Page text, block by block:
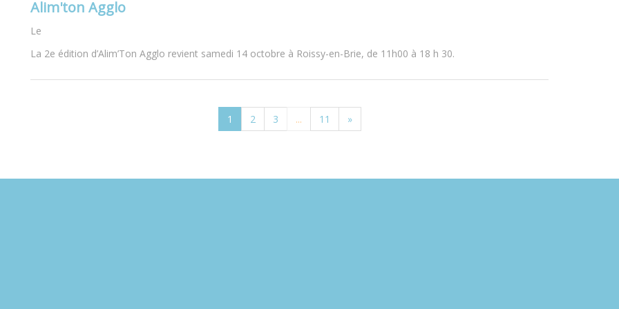
Alim'ton Agglo
Le
La 2e édition d’Alim’Ton Agglo revient samedi 14 octobre à Roissy-en-Brie, de 11h00 à 18 h 30.
1 2 3 ... 11 »